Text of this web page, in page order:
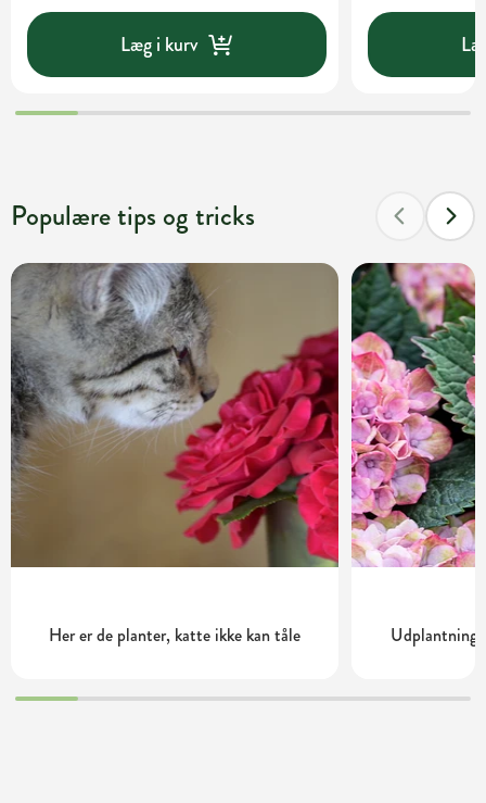
Læg i kurv
Populære tips og tricks
Her er de planter, katte ikke kan tåle Udplantning